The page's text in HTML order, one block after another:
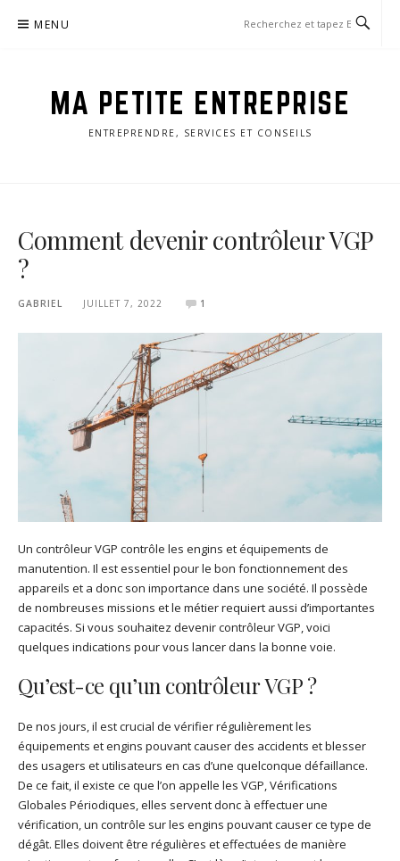
MENU
MA PETITE ENTREPRISE
ENTREPRENDRE, SERVICES ET CONSEILS
Comment devenir contrôleur VGP
?
GABRIEL JUILLET 7, 2022 1
Un contrôleur VGP contrôle les engins et équipements de
manutention. Il est essentiel pour le bon fonctionnement des
appareils et a donc son importance dans une société. Il possède
de nombreuses missions et le métier requiert aussi d’importantes
capacités. Si vous souhaitez devenir contrôleur VGP, voici
quelques indications pour vous lancer dans la bonne voie.
Qu’est-ce qu’un contrôleur VGP ?
De nos jours, il est crucial de vérifier régulièrement les
équipements et engins pouvant causer des accidents et blesser
des usagers et utilisateurs en cas d’une quelconque défaillance.
De ce fait, il existe ce que l’on appelle les VGP, Vérifications
Globales Périodiques, elles servent donc à effectuer une
vérification, un contrôle sur les engins pouvant causer ce type de
dégât. Elles doivent être régulières et effectuées de manière